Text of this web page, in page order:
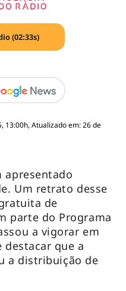
(02:33s)
13:00h, Atualizado em: 26 de
apresentado
Um retrato desse
de
parte do Programa
a vigorar em
destacar que a
a distribuição de